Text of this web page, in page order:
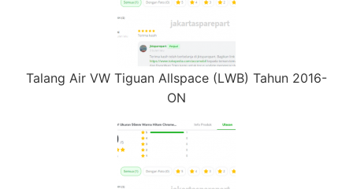
Talang Air VW Tiguan Allspace (LWB) Tahun 2016-
ON